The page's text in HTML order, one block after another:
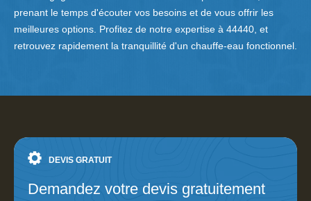
prenant le temps d'écouter vos besoins et de vous offrir les
meilleures options. Profitez de notre expertise à 44440, et
retrouvez rapidement la tranquillité d'un chauffe-eau fonctionnel.
DEVIS GRATUIT
Demandez votre devis gratuitement